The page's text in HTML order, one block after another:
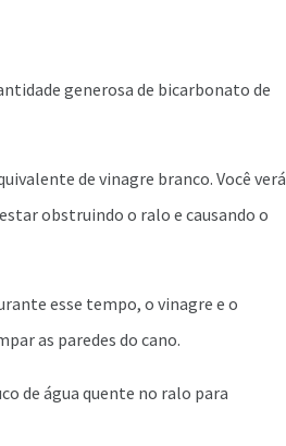
generosa de bicarbonato de
de vinagre branco. Você verá
obstruindo o ralo e causando o
esse tempo, o vinagre e o
as paredes do cano.
de água quente no ralo para